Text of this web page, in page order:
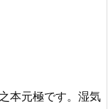
本元極です。湿気